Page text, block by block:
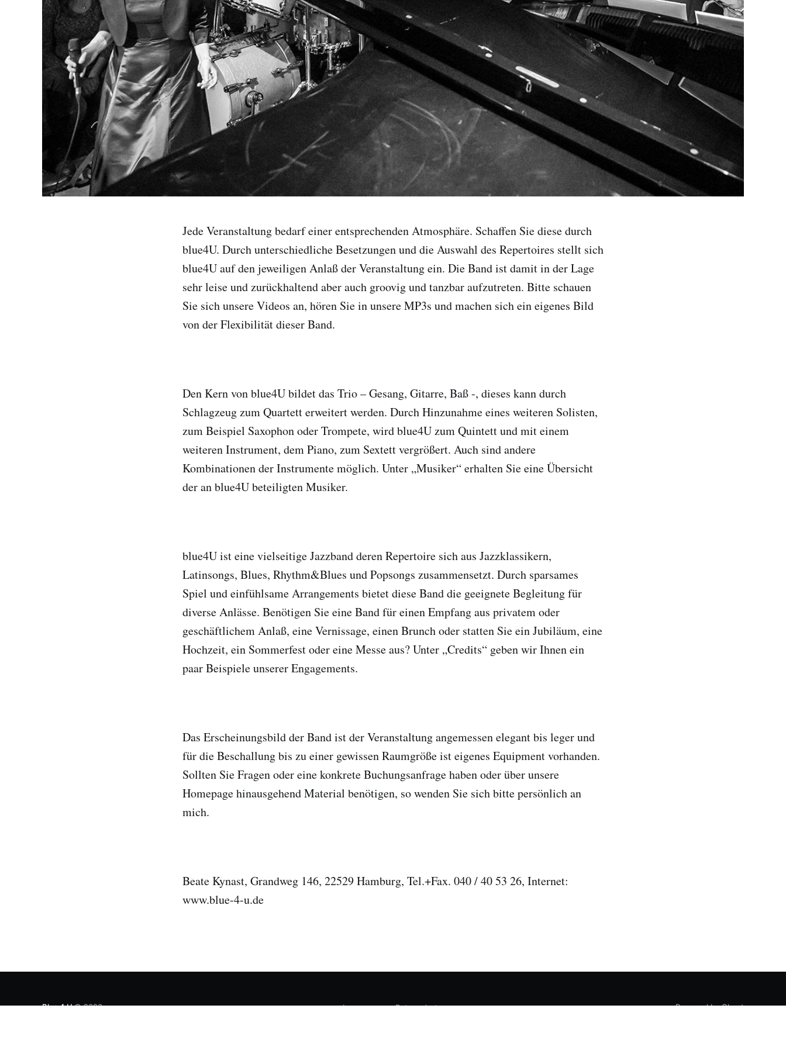
Jede Veranstaltung bedarf einer entsprechenden Atmosphäre. Schaffen Sie diese durch
blue4U. Durch unterschiedliche Besetzungen und die Auswahl des Repertoires stellt sich
blue4U auf den jeweiligen Anlaß der Veranstaltung ein. Die Band ist damit in der Lage
sehr leise und zurückhaltend aber auch groovig und tanzbar aufzutreten. Bitte schauen
Sie sich unsere Videos an, hören Sie in unsere MP3s und machen sich ein eigenes Bild
von der Flexibilität dieser Band.
Den Kern von blue4U bildet das Trio – Gesang, Gitarre, Baß -, dieses kann durch
Schlagzeug zum Quartett erweitert werden. Durch Hinzunahme eines weiteren Solisten,
zum Beispiel Saxophon oder Trompete, wird blue4U zum Quintett und mit einem
weiteren Instrument, dem Piano, zum Sextett vergrößert. Auch sind andere
Kombinationen der Instrumente möglich. Unter „Musiker“ erhalten Sie eine Übersicht
der an blue4U beteiligten Musiker.
blue4U ist eine vielseitige Jazzband deren Repertoire sich aus Jazzklassikern,
Latinsongs, Blues, Rhythm&Blues und Popsongs zusammensetzt. Durch sparsames
Spiel und einfühlsame Arrangements bietet diese Band die geeignete Begleitung für
diverse Anlässe. Benötigen Sie eine Band für einen Empfang aus privatem oder
geschäftlichem Anlaß, eine Vernissage, einen Brunch oder statten Sie ein Jubiläum, eine
Hochzeit, ein Sommerfest oder eine Messe aus? Unter „Credits“ geben wir Ihnen ein
paar Beispiele unserer Engagements.
Das Erscheinungsbild der Band ist der Veranstaltung angemessen elegant bis leger und
für die Beschallung bis zu einer gewissen Raumgröße ist eigenes Equipment vorhanden.
Sollten Sie Fragen oder eine konkrete Buchungsanfrage haben oder über unsere
Homepage hinausgehend Material benötigen, so wenden Sie sich bitte persönlich an
mich.
Beate Kynast, Grandweg 146, 22529 Hamburg, Tel.+Fax. 040 / 40 53 26, Internet:
www.blue-4-u.de
Blue 4 U© 2026 Impressum Datenschutz Powered by Ghost